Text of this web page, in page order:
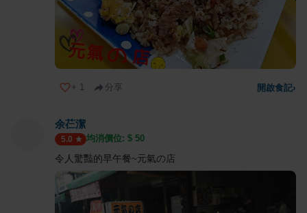
+ 1 分享 開啟食記›
余芢潔
5.0 均消價位: $ 50
令人驚豔的早午餐~元氣の店